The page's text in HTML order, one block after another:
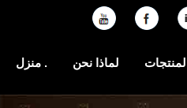
منزل . لماذا نحن